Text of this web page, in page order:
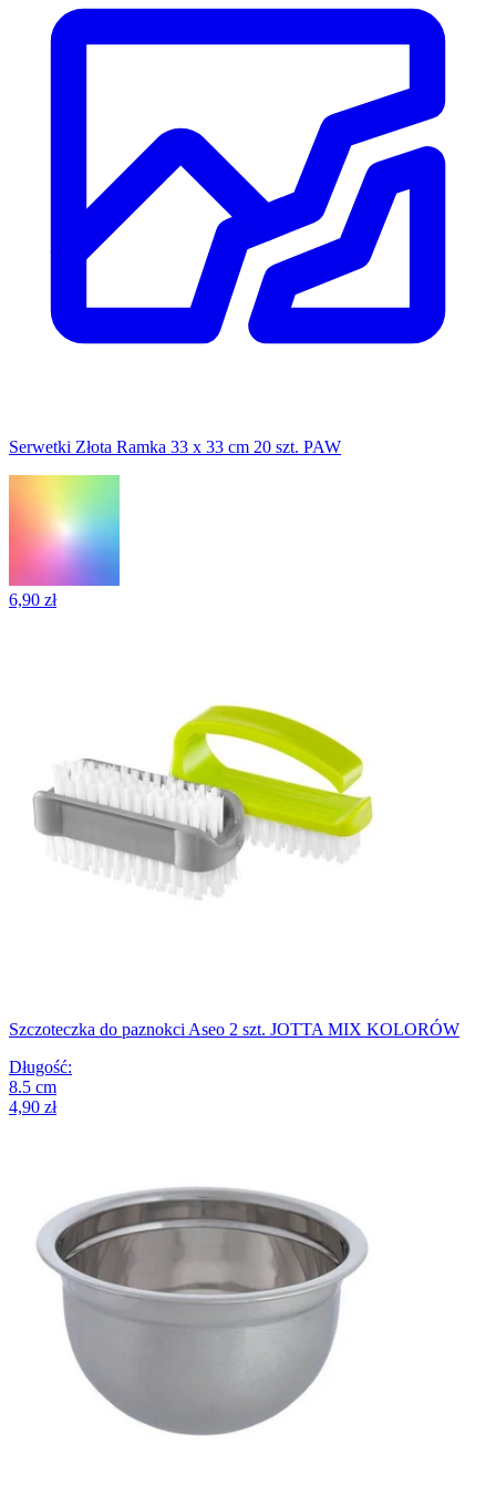
Serwetki Złota Ramka 33 x 33 cm 20 szt. PAW
6,90 zł
Szczoteczka do paznokci Aseo 2 szt. JOTTA MIX KOLORÓW
Długość:
8.5 cm
4,90 zł